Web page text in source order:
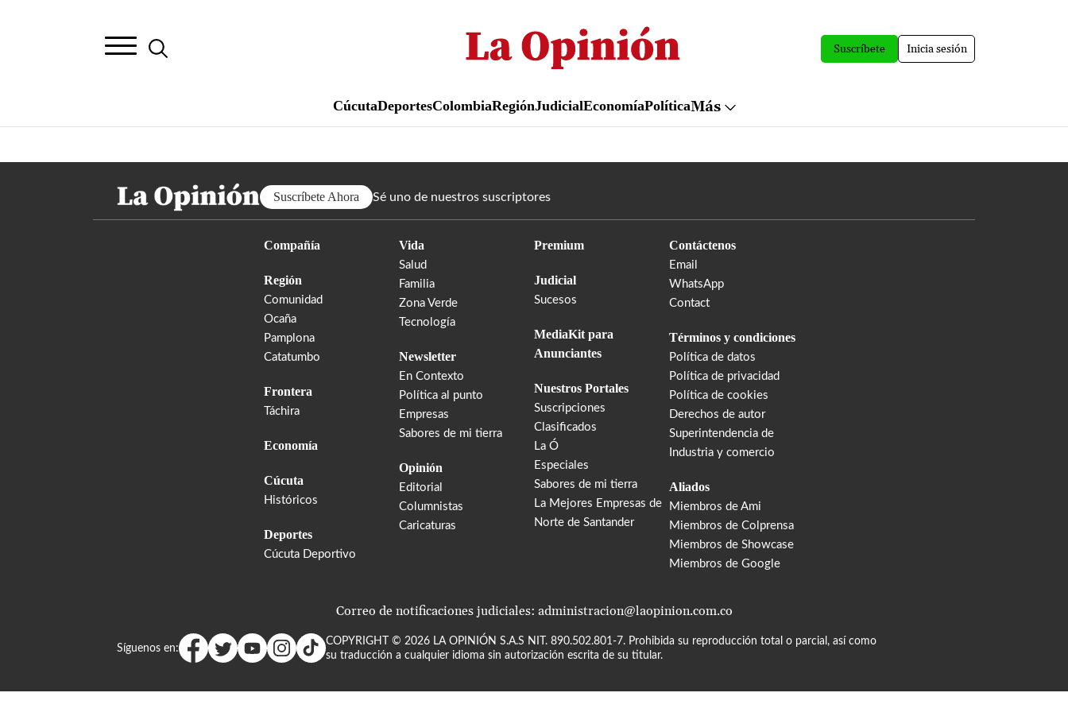
al
contenido
Suscríbete Inicia sesión
CúcutaDeportesColombiaRegiónJudicialEconomíaPolíticaMás
Suscríbete Ahora Sé uno de nuestros suscriptores
Compañía
Región
Comunidad
Ocaña
Pamplona
Catatumbo
Frontera
Táchira
Economía
Cúcuta
Históricos
Deportes
Cúcuta Deportivo
Vida
Salud
Familia
Zona Verde
Tecnología
Newsletter
En Contexto
Política al punto
Empresas
Sabores de mi tierra
Opinión
Editorial
Columnistas
Caricaturas
Premium
Judicial
Sucesos
MediaKit para
Anunciantes
Nuestros Portales
Suscripciones
Clasificados
La Ó
Especiales
Sabores de mi tierra
La Mejores Empresas de
Norte de Santander
Contáctenos
Email
WhatsApp
Contact
Términos y condiciones
Política de datos
Política de privacidad
Política de cookies
Derechos de autor
Superintendencia de
Industria y comercio
Aliados
Miembros de Ami
Miembros de Colprensa
Miembros de Showcase
Miembros de Google
Correo de notificaciones judiciales: administracion@laopinion.com.co
Síguenos en:
COPYRIGHT © 2026 LA OPINIÓN S.A.S NIT. 890.502.801-7. Prohibida su reproducción total o parcial, así como
su traducción a cualquier idioma sin autorización escrita de su titular.